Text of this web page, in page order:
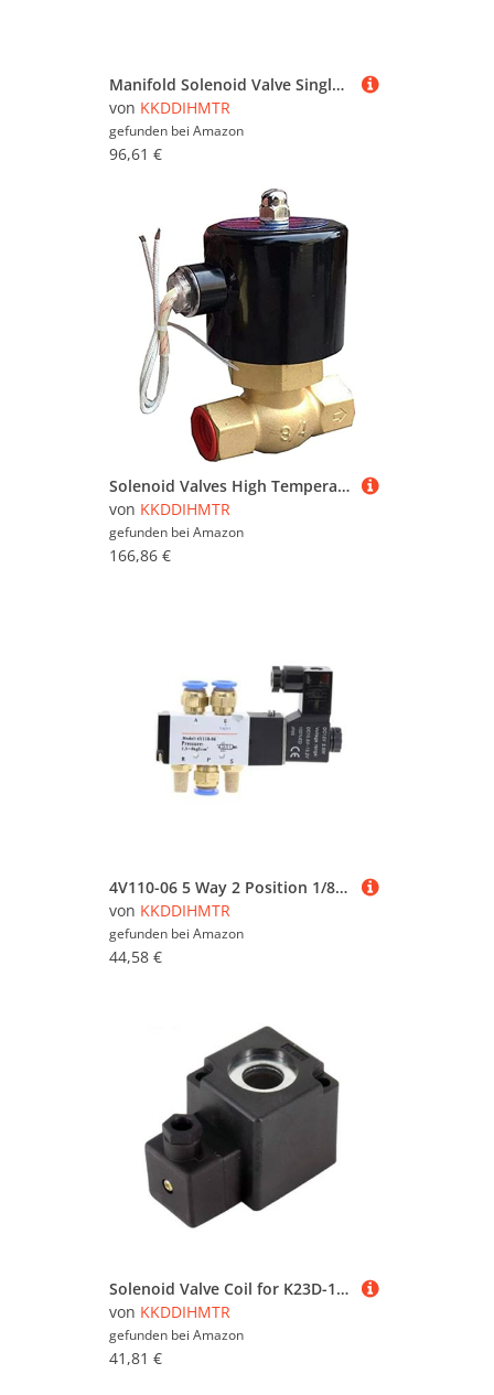
Manifold Solenoid Valve Single Double Coil 4M210 4M220 4M230 4M310 4M320 4M330 4M410 4M420 4M430 Pneumatic Valve(AC220V,4M410 15 G1-2 2-5Way)(Onecolor,4M330C 10G3-8 3-5Way)
von KKDDIHMTR
gefunden bei Amazon
96,61 €
Solenoid Valves High Temperature 2way Water Steam Solenoid Valve Hot Water 1 Inch Orifice 22mm Normal Close Brass Valve Useful (Size : 24V)(24V)
von KKDDIHMTR
gefunden bei Amazon
166,86 €
4V110-06 5 Way 2 Position 1/8" Pneumatic Solenoid Valve DC 24V DC 12V AC 110V AC220V with 4mm 6mm 8mm Fitting(With-4mm-Fitting,AC220V)(With-6mm-fitting,AC220V)
von KKDDIHMTR
gefunden bei Amazon
44,58 €
Solenoid Valve Coil for K23D-1.2AC220V DC24V Inner BORE 14.5 * 41(K23D-3,AC220V)(K23d-2,AC220V)
von KKDDIHMTR
gefunden bei Amazon
41,81 €